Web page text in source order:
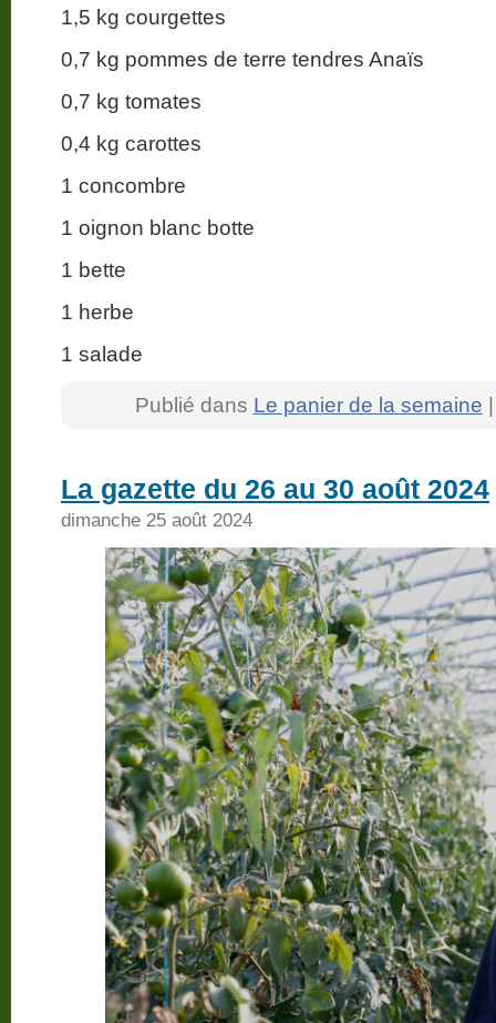
1,5 kg courgettes
0,7 kg pommes de terre tendres Anaïs
0,7 kg tomates
0,4 kg carottes
1 concombre
1 oignon blanc botte
1 bette
1 herbe
1 salade
Publié dans Le panier de la semaine
La gazette du 26 au 30 août 2024
dimanche 25 août 2024